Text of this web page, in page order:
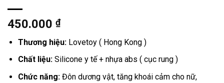
450.000 ₫
Thương hiệu: Lovetoy ( Hong Kong )
Chất liệu: Silicone y tế + nhựa abs ( cục rung )
Chức năng: Đôn dương vật, tăng khoái cảm cho nữ,